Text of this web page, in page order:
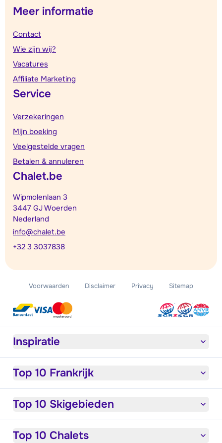
Meer informatie
Contact
Wie zijn wij?
Vacatures
Affiliate Marketing
Service
Verzekeringen
Mijn boeking
Veelgestelde vragen
Betalen & annuleren
Chalet.be
Wipmolenlaan 3
3447 GJ Woerden
Nederland
info@chalet.be
+32 3 3037838
Voorwaarden Disclaimer Privacy Sitemap
Inspiratie
Top 10 Frankrijk
Top 10 Skigebieden
Top 10 Chalets